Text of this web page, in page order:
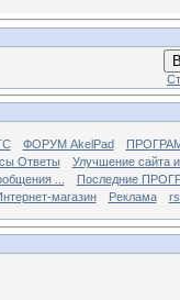
ФОРУМ AkelPad
Ответы
Улучшение сайта
...
Последние
магазин
Реклама